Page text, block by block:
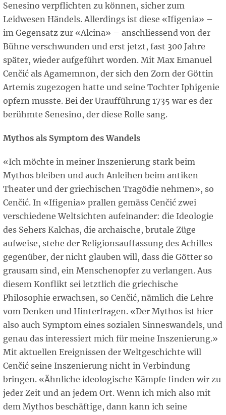
Senesino verpflichten zu können, sicher zum
Leidwesen Händels. Allerdings ist diese «Ifigenia» –
im Gegensatz zur «Alcina» – anschliessend von der
Bühne verschwunden und erst jetzt, fast 300 Jahre
später, wieder aufgeführt worden. Mit Max Emanuel
Cenčić als Agamemnon, der sich den Zorn der Göttin
Artemis zugezogen hatte und seine Tochter Iphigenie
opfern musste. Bei der Uraufführung 1735 war es der
berühmte Senesino, der diese Rolle sang.
Mythos als Symptom des Wandels
«Ich möchte in meiner Inszenierung stark beim
Mythos bleiben und auch Anleihen beim antiken
Theater und der griechischen Tragödie nehmen», so
Cenčić. In «Ifigenia» prallen gemäss Cenčić zwei
verschiedene Weltsichten aufeinander: die Ideologie
des Sehers Kalchas, die archaische, brutale Züge
aufweise, stehe der Religionsauffassung des Achilles
gegenüber, der nicht glauben will, dass die Götter so
grausam sind, ein Menschenopfer zu verlangen. Aus
diesem Konflikt sei letztlich die griechische
Philosophie erwachsen, so Cenčić, nämlich die Lehre
vom Denken und Hinterfragen. «Der Mythos ist hier
also auch Symptom eines sozialen Sinneswandels, und
genau das interessiert mich für meine Inszenierung.»
Mit aktuellen Ereignissen der Weltgeschichte will
Cenčić seine Inszenierung nicht in Verbindung
bringen. «Ähnliche ideologische Kämpfe finden wir zu
jeder Zeit und an jedem Ort. Wenn ich mich also mit
dem Mythos beschäftige, dann kann ich seine